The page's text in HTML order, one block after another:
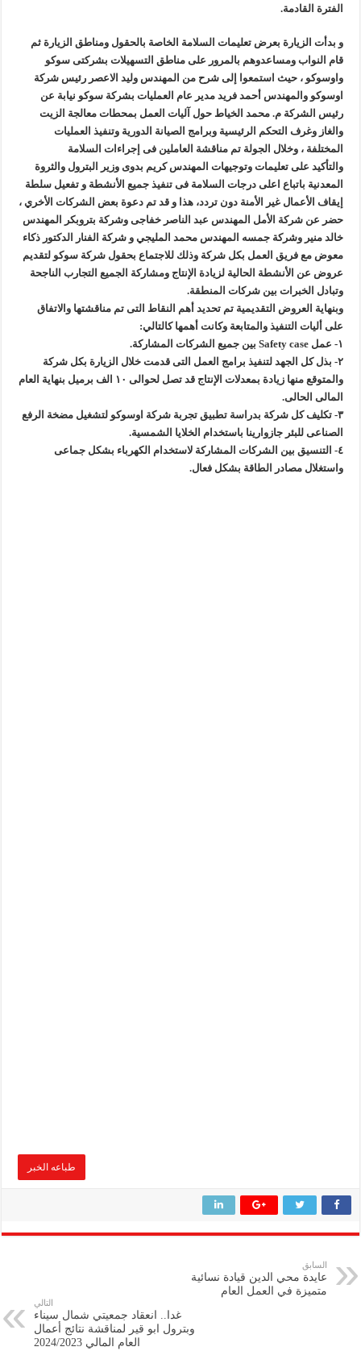
الفترة القادمة.
و بدأت الزيارة بعرض تعليمات السلامة الخاصة بالحقول ومناطق الزيارة ثم
قام النواب ومساعدوهم بالمرور على مناطق التسهيلات بشركتى سوكو
واوسوكو ، حيث استمعوا إلى شرح من المهندس وليد الاعصر رئيس شركة
اوسوكو والمهندس أحمد فريد مدير عام العمليات بشركة سوكو نيابة عن
رئيس الشركة م. محمد الخياط حول آليات العمل بمحطات معالجة الزيت
والغاز وغرف التحكم الرئيسية وبرامج الصيانة الدورية وتنفيذ العمليات
المختلفة ، وخلال الجولة تم مناقشة العاملين فى إجراءات السلامة
والتأكيد على تعليمات وتوجيهات المهندس كريم بدوى وزير البترول والثروة
المعدنية باتباع اعلى درجات السلامة فى تنفيذ جميع الأنشطة و تفعيل سلطة
إيقاف الأعمال غير الأمنة دون تردد، هذا و قد تم دعوة بعض الشركات الأخري ،
حضر عن شركة الأمل المهندس عبد الناصر خفاجى وشركة بتروبكر المهندس
خالد منير وشركة جمسه المهندس محمد المليجي و شركة الفنار الدكتور ذكاء
معوض مع فريق العمل بكل شركة وذلك للاجتماع بحقول شركة سوكو لتقديم
عروض عن الأنشطة الحالية لزيادة الإنتاج ومشاركة الجميع التجارب الناجحة
وتبادل الخبرات بين شركات المنطقة.
وبنهاية العروض التقديمية تم تحديد أهم النقاط التى تم مناقشتها والاتفاق
على أليات التنفيذ والمتابعة وكانت أهمها كالتالي:
١- عمل Safety case بين جميع الشركات المشاركة.
٢- بذل كل الجهد لتنفيذ برامج العمل التى قدمت خلال الزيارة بكل شركة
والمتوقع منها زيادة بمعدلات الإنتاج قد تصل لحوالى ١٠ الف برميل بنهاية العام
المالى الحالى.
٣- تكليف كل شركة بدراسة تطبيق تجربة شركة اوسوكو لتشغيل مضخة الرفع
الصناعى للبئر جازوارينا باستخدام الخلايا الشمسية.
٤- التنسيق بين الشركات المشاركة لاستخدام الكهرباء بشكل جماعى
واستغلال مصادر الطاقة بشكل فعال.
طباعه الخبر
السابق
عايدة محي الدين قيادة نسائية
متميزة في العمل العام
التالي
غدا.. انعقاد جمعيتي شمال سيناء
وبترول ابو قير لمناقشة نتائج أعمال
العام المالي 2024/2023